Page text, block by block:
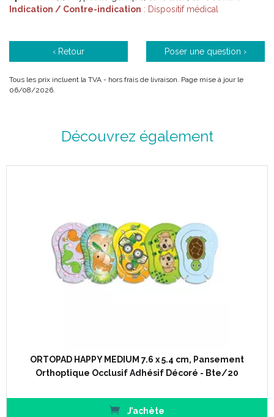
Indication / Contre-indication : Dispositif médical
‹ Retour Poser une question ›
Tous les prix incluent la TVA - hors frais de livraison. Page mise à jour le
06/08/2026.
Découvrez également
ORTOPAD HAPPY MEDIUM 7.6 x 5.4 cm, Pansement
Orthoptique Occlusif Adhésif Décoré - Bte/20
J’achète